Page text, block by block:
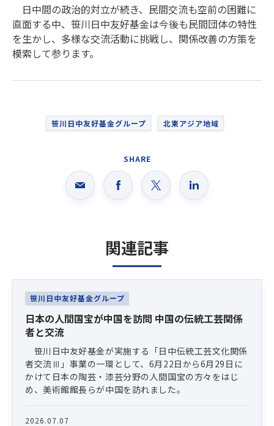
日中間の政治的対立が続き、民間交流も空前の困難に
直面する中、笹川日中友好基金は今後も民間団体の特性
を生かし、多様な交流活動に挑戦し、関係改善の方策を
模索して参ります。
笹川日中友好基金グループ 北東アジア地域
SHARE
関連記事
Latest News
笹川日中友好基金グループ
日本の人間国宝が中国を訪問 中国の伝統工芸関係
者と交流
笹川日中友好基金が実施する「日中伝統工芸文化関係
者交流Ⅲ」事業の一環として、6月22日から6月29日に
かけて日本の陶芸・漆芸分野の人間国宝の方々をはじ
め、美術館館長らが中国を訪れました。
2026.07.07